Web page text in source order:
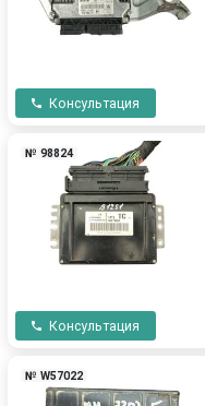
Консультация
№ 98824
Консультация
№ W57022